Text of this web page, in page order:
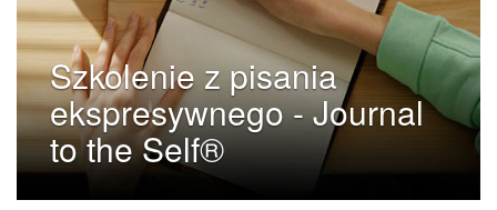
Szkolenie z pisania
ekspresywnego - Journal
to the Self®